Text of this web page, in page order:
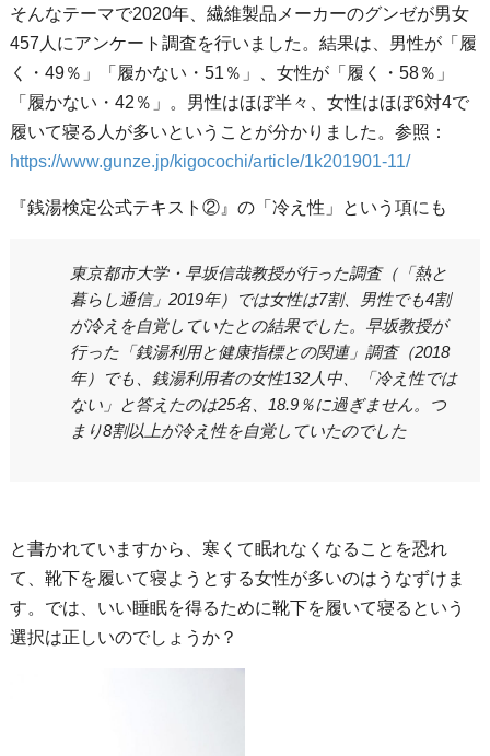
そんなテーマで2020年、繊維製品メーカーのグンゼが男女
457人にアンケート調査を行いました。結果は、男性が「履
く・49％」「履かない・51％」、女性が「履く・58％」
「履かない・42％」。男性はほぼ半々、女性はほぼ6対4で
履いて寝る人が多いということが分かりました。参照：
https://www.gunze.jp/kigocochi/article/1k201901-11/
『銭湯検定公式テキスト②』の「冷え性」という項にも
東京都市大学・早坂信哉教授が行った調査（「熱と
暮らし通信」2019年）では女性は7割、男性でも4割
が冷えを自覚していたとの結果でした。早坂教授が
行った「銭湯利用と健康指標との関連」調査（2018
年）でも、銭湯利用者の女性132人中、「冷え性では
ない」と答えたのは25名、18.9％に過ぎません。つ
まり8割以上が冷え性を自覚していたのでした
と書かれていますから、寒くて眠れなくなることを恐れ
て、靴下を履いて寝ようとする女性が多いのはうなずけま
す。では、いい睡眠を得るために靴下を履いて寝るという
選択は正しいのでしょうか？